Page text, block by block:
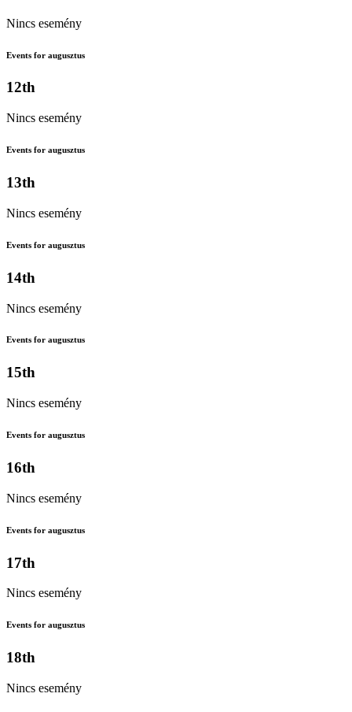
Nincs esemény
Events for augusztus
12th
Nincs esemény
Events for augusztus
13th
Nincs esemény
Events for augusztus
14th
Nincs esemény
Events for augusztus
15th
Nincs esemény
Events for augusztus
16th
Nincs esemény
Events for augusztus
17th
Nincs esemény
Events for augusztus
18th
Nincs esemény